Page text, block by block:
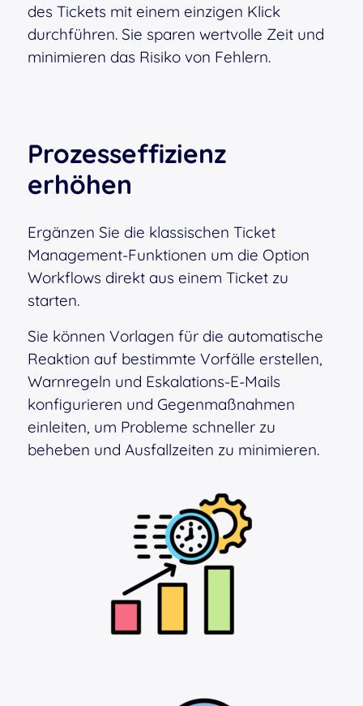
des Tickets mit einem einzigen Klick
durchführen. Sie sparen wertvolle Zeit und
minimieren das Risiko von Fehlern.
Prozesseffizienz
erhöhen
Ergänzen Sie die klassischen Ticket
Management-Funktionen um die Option
Workflows direkt aus einem Ticket zu
starten.
Sie können Vorlagen für die automatische
Reaktion auf bestimmte Vorfälle erstellen,
Warnregeln und Eskalations-E-Mails
konfigurieren und Gegenmaßnahmen
einleiten, um Probleme schneller zu
beheben und Ausfallzeiten zu minimieren.